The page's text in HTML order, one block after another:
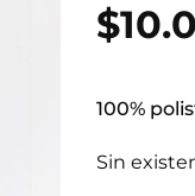
$
100%
Sin